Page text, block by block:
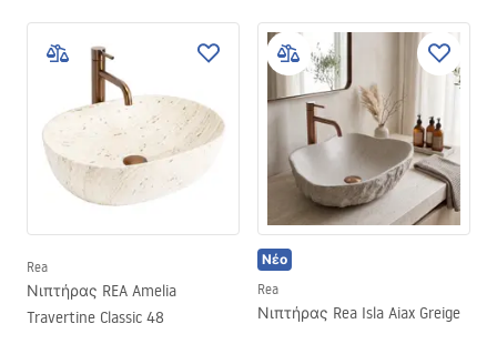
Rea
Νιπτήρας REA Amelia
Travertine Classic 48
Νέο
Rea
Νιπτήρας Rea Isla Aiax Greige